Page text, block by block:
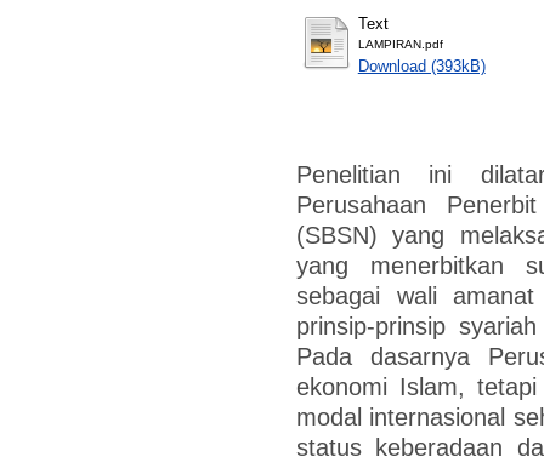
Text
LAMPIRAN.pdf
Download (393kB)
Penelitian ini
Perusahaan
(SBSN) yang
yang menerbitkan
sebagai wali
prinsip-prinsip
Pada dasarnya
ekonomi Islam,
modal internasional
status keberadaan